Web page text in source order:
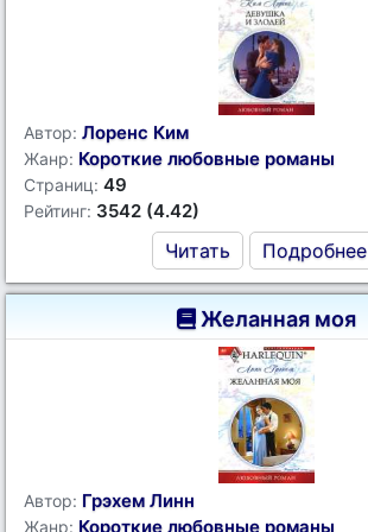
Автор: Лоренс Ким
Жанр: Короткие любовные романы
Страниц: 49
Рейтинг: 3542 (4.42)
Читать Подробнее
Желанная моя
Автор: Грэхем Линн
Жанр: Короткие любовные романы